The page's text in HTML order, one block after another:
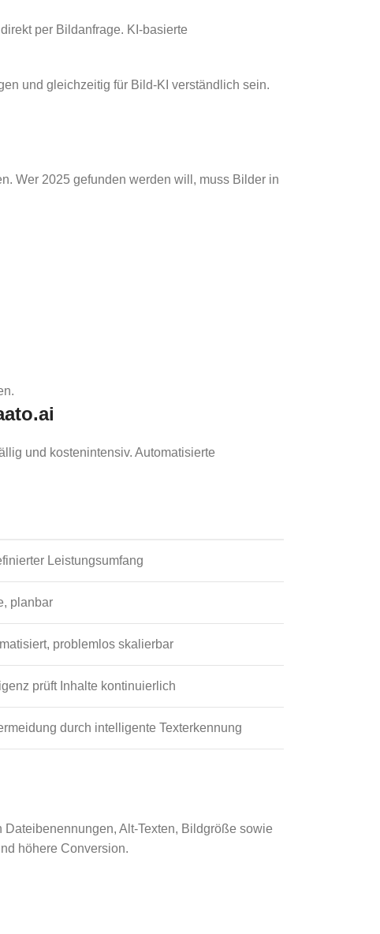
per Bildanfrage. KI-basierte
und gleichzeitig für Bild-KI verständlich sein.
Wer 2025 gefunden werden will, muss Bilder in
und kostenintensiv. Automatisierte
Leistungsumfang
planbar
problemlos skalierbar
prüft Inhalte kontinuierlich
durch intelligente Texterkennung
Alt-Texten, Bildgröße sowie
höhere Conversion.